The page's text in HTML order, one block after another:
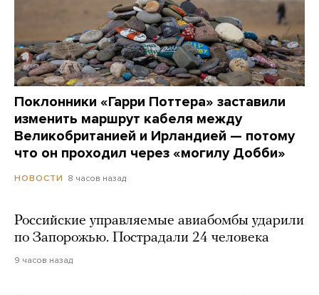
Поклонники «Гарри Поттера» заставили
изменить маршрут кабеля между
Великобританией и Ирландией — потому
что он проходил через «могилу Добби»
НОВОСТИ 8 часов назад
Российские управляемые авиабомбы ударили
по Запорожью. Пострадали 24 человека
9 часов назад